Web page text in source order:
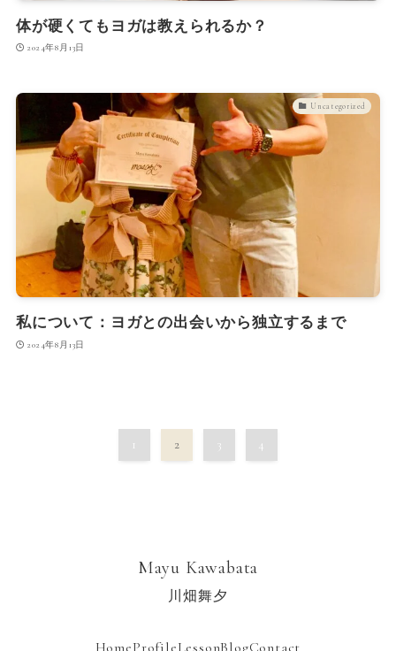
体が硬くてもヨガは教えられるか？
2024年8月13日
Uncategorized
私について：ヨガとの出会いから独立するまで
2024年8月13日
1 2 3 4
Mayu Kawabata
川畑舞夕